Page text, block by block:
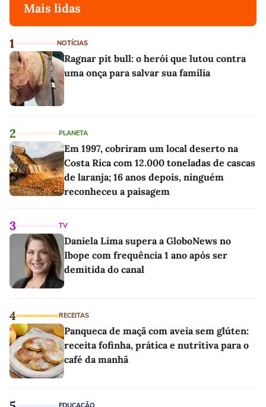
Mais lidas
1 NOTÍCIAS
Ragnar pit bull: o herói que lutou contra
uma onça para salvar sua família
2 PLANETA
Em 1997, cobriram um local deserto na
Costa Rica com 12.000 toneladas de cascas
de laranja; 16 anos depois, ninguém
reconheceu a paisagem
3 TV
Daniela Lima supera a GloboNews no
Ibope com frequência 1 ano após ser
demitida do canal
4 RECEITAS
Panqueca de maçã com aveia sem glúten:
receita fofinha, prática e nutritiva para o
café da manhã